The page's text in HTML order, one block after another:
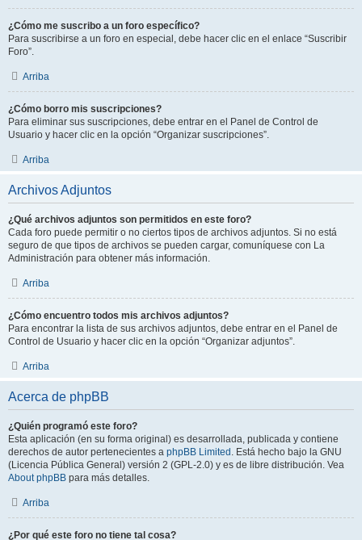
¿Cómo me suscribo a un foro específico?
Para suscribirse a un foro en especial, debe hacer clic en el enlace “Suscribir
Foro”.
Arriba
¿Cómo borro mis suscripciones?
Para eliminar sus suscripciones, debe entrar en el Panel de Control de
Usuario y hacer clic en la opción “Organizar suscripciones”.
Arriba
Archivos Adjuntos
¿Qué archivos adjuntos son permitidos en este foro?
Cada foro puede permitir o no ciertos tipos de archivos adjuntos. Si no está
seguro de que tipos de archivos se pueden cargar, comuníquese con La
Administración para obtener más información.
Arriba
¿Cómo encuentro todos mis archivos adjuntos?
Para encontrar la lista de sus archivos adjuntos, debe entrar en el Panel de
Control de Usuario y hacer clic en la opción “Organizar adjuntos”.
Arriba
Acerca de phpBB
¿Quién programó este foro?
Esta aplicación (en su forma original) es desarrollada, publicada y contiene
derechos de autor pertenecientes a phpBB Limited . Está hecho bajo la GNU
(Licencia Pública General) versión 2 (GPL-2.0) y es de libre distribución. Vea
About phpBB para más detalles.
Arriba
¿Por qué este foro no tiene tal cosa?